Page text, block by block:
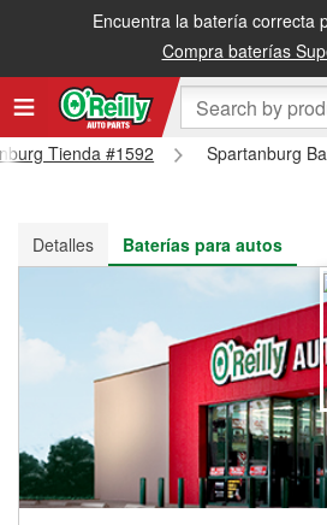
Encuentra la batería correcta
Compra baterías
Recibe tu orden gratis al día
Tienda #1592
Spartanburg
Detalles
Baterías para autos